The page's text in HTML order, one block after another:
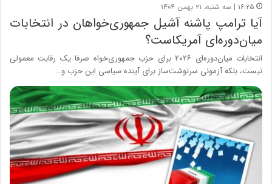
۱۶:۲۵ | سه شنبه، ۲۱ بهمن ۱۴۰۴
آیا ترامپ پاشنه آشیل جمهوری‌خواهان در انتخابات
میان‌دوره‌ای آمریکاست؟
انتخابات میان‌دوره‌ای ۲۰۲۶ برای حزب جمهوری‌خواه صرفا یک رقابت معمولی
نیست، بلکه آزمونی سرنوشت‌ساز برای آینده سیاسی این حزب و…